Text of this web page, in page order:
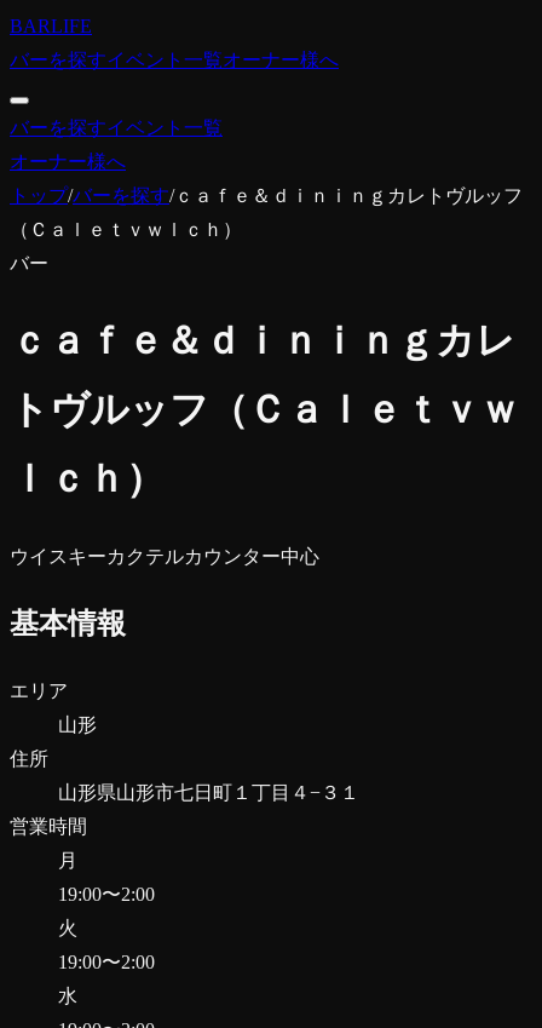
BARLIFE
バーを探すイベント一覧オーナー様へ
バーを探すイベント一覧
オーナー様へ
トップ/バーを探す/ｃａｆｅ＆ｄｉｎｉｎｇカレトヴルッフ
（Ｃａｌｅｔｖｗｌｃｈ）
バー
ｃａｆｅ＆ｄｉｎｉｎｇカレ
トヴルッフ（Ｃａｌｅｔｖｗ
ｌｃｈ）
ウイスキーカクテルカウンター中心
基本情報
エリア
山形
住所
山形県山形市七日町１丁目４−３１
営業時間
月
19:00〜2:00
火
19:00〜2:00
水